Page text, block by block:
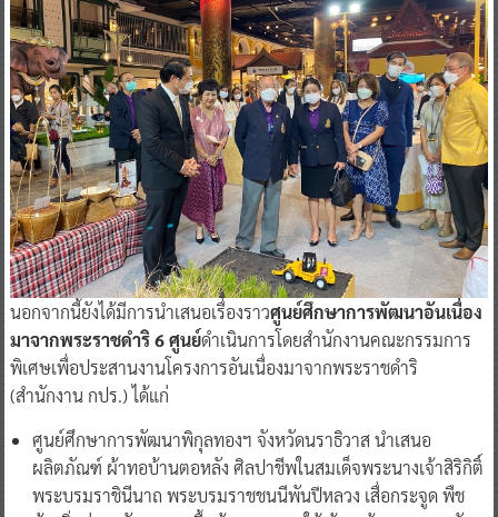
นอกจากนี้ยังได้มีการนำเสนอเรื่องราวศูนย์ศึกษาการพัฒนาอันเนื่อง
มาจากพระราชดำริ 6 ศูนย์ดำเนินการโดยสำนักงานคณะกรรมการ
พิเศษเพื่อประสานงานโครงการอันเนื่องมาจากพระราชดำริ
(สำนักงาน กปร.) ได้แก่
ศูนย์ศึกษาการพัฒนาพิกุลทองฯ จังหวัดนราธิวาส นำเสนอ
ผลิตภัณฑ์ ผ้าทอบ้านตอหลัง ศิลปาชีพในสมเด็จพระนางเจ้าสิริกิติ์
พระบรมราชินีนาถ พระบรมราชชนนีพันปีหลวง เสื่อกระจูด พืช